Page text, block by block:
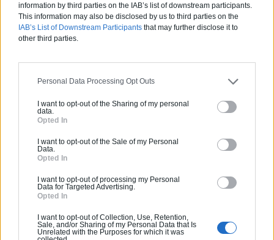
information by third parties on the IAB’s list of downstream participants.
This information may also be disclosed by us to third parties on the
IAB’s List of Downstream Participants that may further disclose it to
other third parties.
Personal Data Processing Opt Outs
I want to opt-out of the Sharing of my personal
data.
Opted In
I want to opt-out of the Sale of my Personal
Data.
Opted In
I want to opt-out of processing my Personal
Data for Targeted Advertising.
Opted In
I want to opt-out of Collection, Use, Retention,
Sale, and/or Sharing of my Personal Data that Is
Unrelated with the Purposes for which it was
mise en relation avec un professionnel de
qualité jusqu'à la prise en charge de A à Z de
vos projets de constructions ou d'extensions.
à côté de chez vous.
Ces articles pourraient
vous
intéresser